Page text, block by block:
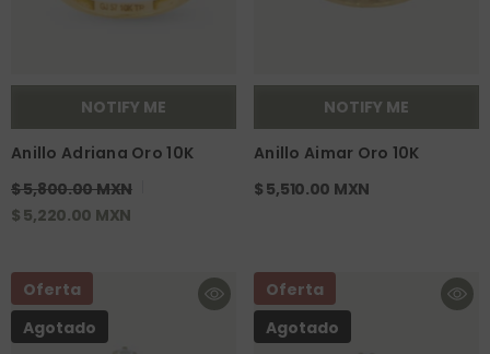
NOTIFY ME
Anillo Adriana Oro 10K
$ 5,800.00 MXN
$ 5,220.00 MXN
NOTIFY ME
Anillo Aimar Oro 10K
$ 5,510.00 MXN
Oferta
Agotado
Oferta
Agotado